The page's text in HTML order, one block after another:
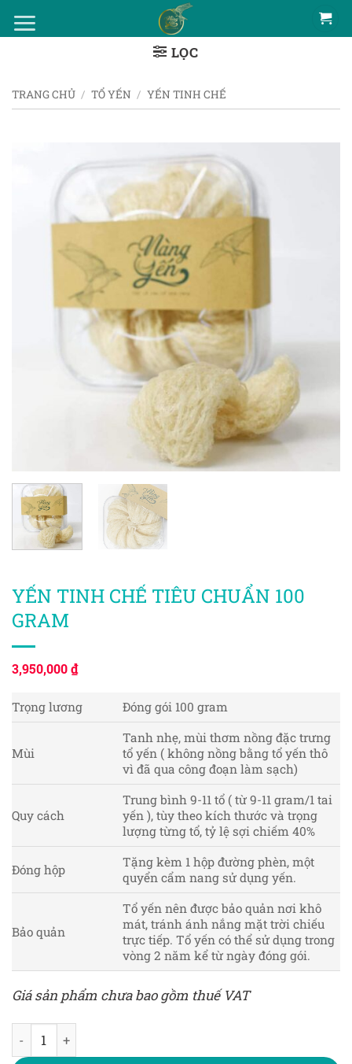
qua
LỌC
TRANG CHỦ / TỔ YẾN / YẾN TINH CHẾ
YẾN TINH CHẾ TIÊU CHUẨN 100
GRAM
3,950,000₫
Trọng lương Đóng gói 100 gram
Mùi
Tanh nhẹ, mùi thơm nồng đặc trưng
tổ yến ( không nồng bằng tổ yến thô
vì đã qua công đoạn làm sạch)
Quy cách
Trung bình 9-11 tổ ( từ 9-11 gram/1 tai
yến ), tùy theo kích thước và trọng
lượng từng tổ, tỷ lệ sợi chiếm 40%
Đóng hộp
Tặng kèm 1 hộp đường phèn, một
quyển cẩm nang sử dụng yến.
Bảo quản
Tổ yến nên được bảo quản nơi khô
mát, tránh ánh nắng mặt trời chiếu
trực tiếp. Tổ yến có thể sử dụng trong
vòng 2 năm kể từ ngày đóng gói.
Giá sản phẩm chưa bao gồm thuế VAT
YẾN TINH CHẾ TIÊU CHUẨN 100 GRAM số lượng